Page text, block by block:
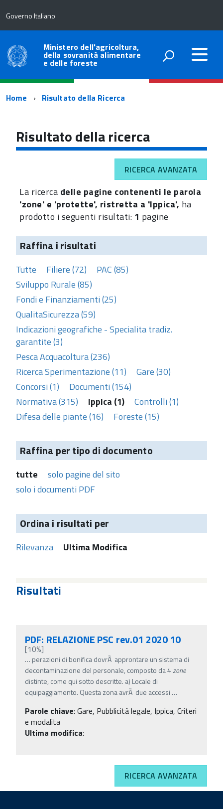
Governo Italiano
Ministero dell'agricoltura,
della sovranità alimentare
e delle foreste
Percorso
navigazione
Home Risultato della Ricerca
Risultato della ricerca
RICERCA AVANZATA
La ricerca delle pagine contenenti le parola
'zone' e 'protette', ristretta a 'Ippica', ha
prodotto i seguenti risultati: 1 pagine
Raffina i risultati
Tutte Filiere (72)
PAC (85)
Sviluppo Rurale (85)
Fondi e Finanziamenti (25)
QualitaSicurezza (59)
Indicazioni geografiche - Specialita tradiz.
garantite (3)
Pesca Acquacoltura (236)
Ricerca Sperimentazione (11)
Gare (30)
Concorsi (1)
Documenti (154)
Normativa (315)
Ippica (1)
Controlli (1)
Difesa delle piante (16)
Foreste (15)
Raffina per tipo di documento
tutte
solo pagine del sito
solo i documenti PDF
Ordina i risultati per
Rilevanza Ultima Modifica
Risultati
PDF: RELAZIONE PSC rev.01 2020 10
[10%]
… perazioni di bonifica dovrÃ approntare un sistema di
decontaminazione del personale, composto da 4zone
distinte, come qui sotto descritte. a) Locale di
equipaggiamento. Questa zona avrÃ due accessi …
Parole chiave: Gare, Pubblicità legale, Ippica, Criteri
e modalita
Ultima modifica:
RICERCA AVANZATA